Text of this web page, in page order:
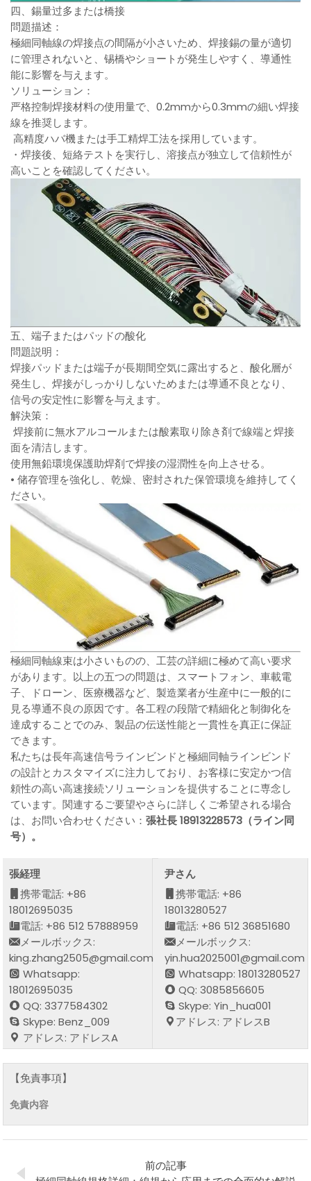
四、錫量过多または橋接
問題描述：
極細同軸線の焊接点の間隔が小さいため、焊接錫の量が適切
に管理されないと、锡橋やショートが発生しやすく、導通性
能に影響を与えます。
ソリューション：
严格控制焊接材料の使用量で、0.2mmから0.3mmの細い焊接
線を推奨します。
高精度ハバ機または手工精焊工法を採用しています。
・焊接後、短絡テストを実行し、溶接点が独立して信頼性が
高いことを確認してください。
五、端子またはパッドの酸化
問題説明：
焊接パッドまたは端子が長期間空気に露出すると、酸化層が
発生し、焊接がしっかりしないためまたは導通不良となり、
信号の安定性に影響を与えます。
解決策：
焊接前に無水アルコールまたは酸素取り除き剤で線端と焊接
面を清洁します。
使用無鉛環境保護助焊剤で焊接の湿潤性を向上させる。
• 储存管理を強化し、乾燥、密封された保管環境を維持してく
ださい。
極細同軸線束は小さいものの、工芸の詳細に極めて高い要求
があります。以上の五つの問題は、スマートフォン、車載電
子、ドローン、医療機器など、製造業者が生産中に一般的に
見る導通不良の原因です。各工程の段階で精細化と制御化を
達成することでのみ、製品の伝送性能と一貫性を真正に保証
できます。
私たちは長年高速信号ラインビンドと極細同軸ラインビンド
の設計とカスタマイズに注力しており、お客様に安定かつ信
頼性の高い高速接続ソリューションを提供することに専念し
ています。関連するご要望やさらに詳しくご希望される場合
は、お問い合わせください：張社長 18913228573（ライン同
号）。
張経理
携帯電話: +86
18012695035
電話: +86 512 57888959
メールボックス:
king.zhang2505@gmail.com
Whatsapp:
18012695035
QQ: 3377584302
Skype: Benz_009
アドレス: アドレスA
尹さん
携帯電話: +86
18013280527
電話: +86 512 36851680
メールボックス:
yin.hua2025001@gmail.com
Whatsapp: 18013280527
QQ: 3085856605
Skype: Yin_hua001
アドレス: アドレスB
【免責事項】
免責内容
前の記事